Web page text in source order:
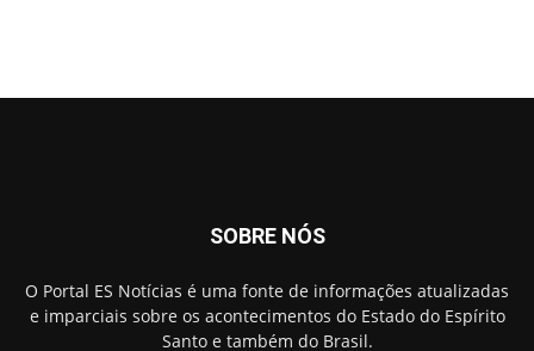
SOBRE NÓS
O Portal ES Notícias é uma fonte de informações atualizadas
e imparciais sobre os acontecimentos do Estado do Espírito
Santo e também do Brasil.